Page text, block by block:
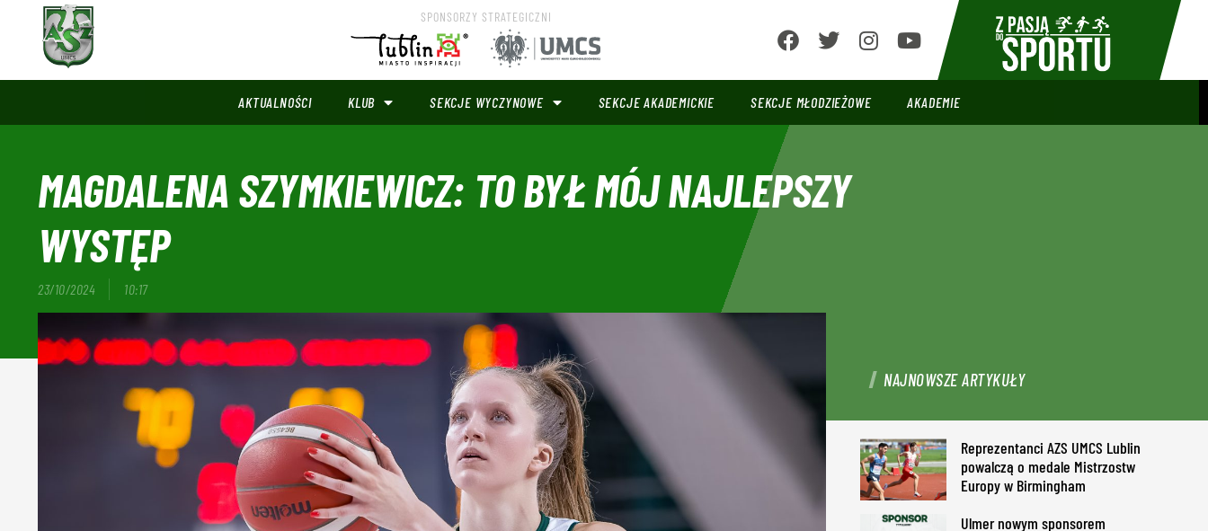
SPONSORZY STRATEGICZNI
AKTUALNOŚCI KLUB SEKCJE WYCZYNOWE SEKCJE AKADEMICKIE SEKCJE MŁODZIEŻOWE AKADEMIE
MAGDALENA SZYMKIEWICZ: TO BYŁ MÓJ NAJLEPSZY
WYSTĘP
23/10/2024 10:17
NAJNOWSZE ARTYKUŁY
Reprezentanci AZS UMCS Lublin
powalczą o medale Mistrzostw
Europy w Birmingham
Ulmer nowym sponsorem